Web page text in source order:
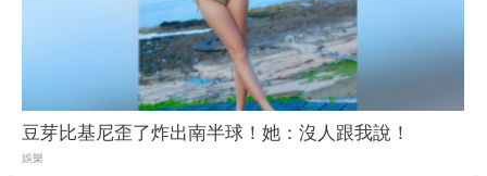
豆芽比基尼歪了炸出南半球！她：沒人跟我說！
娛樂